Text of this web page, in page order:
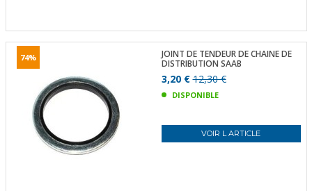
74%
JOINT DE TENDEUR DE CHAINE DE
DISTRIBUTION SAAB
3,20 €12,30 €
DISPONIBLE
VOIR L ARTICLE